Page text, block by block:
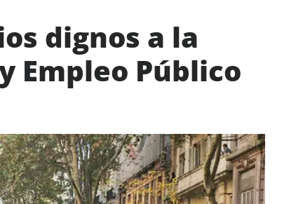
dignos a la
Empleo Público